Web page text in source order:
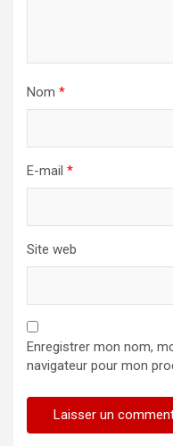
Nom *
E-mail *
Site web
Enregistrer mon nom,
navigateur pour mon